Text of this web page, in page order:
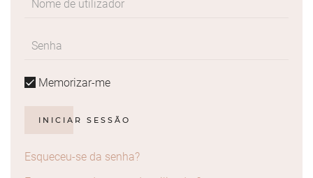
Memorizar-me
INICIAR SESSÃO
Esqueceu-se da senha?